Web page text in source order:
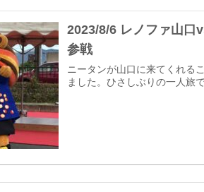
2023/8/6 レノファ山口
参戦
ニータンが山口に来てくれる
ました。ひさしぶりの一人旅で